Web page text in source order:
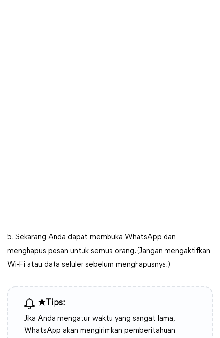
5. Sekarang Anda dapat membuka WhatsApp dan
menghapus pesan untuk semua orang. (Jangan mengaktifkan
Wi-Fi atau data seluler sebelum menghapusnya.)
★Tips:
Jika Anda mengatur waktu yang sangat lama,
WhatsApp akan mengirimkan pemberitahuan